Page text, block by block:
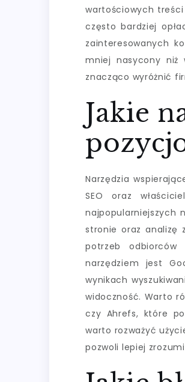
wartościowych treści
często bardziej
zainteresowanych
mniej nasycony niż
znacząco wyróżnić
Jakie
Narzędzia
SEO oraz
najpopularniejszych
stronie oraz analizę
potrzeb odbiorców
narzędziem jest
wynikach
widoczność. Warto
czy Ahrefs, które
warto rozważyć
pozwoli lepiej